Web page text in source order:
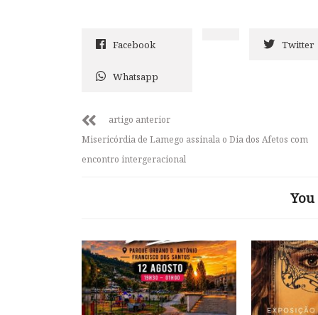
Facebook Twitter
Whatsapp
artigo anterior
Misericórdia de Lamego assinala o Dia dos Afetos com
encontro intergeracional